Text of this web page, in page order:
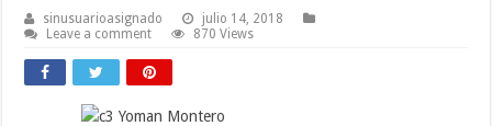
sinusuarioasignado
julio 14, 2018
Leave a comment
870 Views